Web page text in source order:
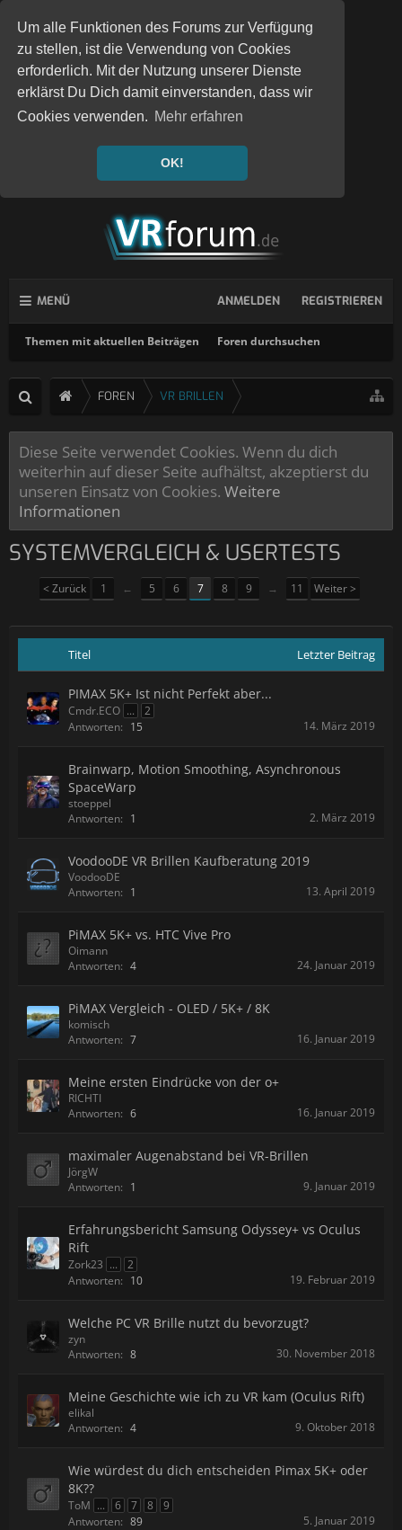
Um alle Funktionen des Forums zur Verfügung
zu stellen, ist die Verwendung von Cookies
erforderlich. Mit der Nutzung unserer Dienste
erklärst Du Dich damit einverstanden, dass wir
Cookies verwenden. Mehr erfahren
OK!
MENÜ
Themen mit aktuellen Beiträgen Foren durchsuchen
ANMELDEN REGISTRIEREN
FOREN VR BRILLEN
Diese Seite verwendet Cookies. Wenn du dich
weiterhin auf dieser Seite aufhältst, akzeptierst du
unseren Einsatz von Cookies. Weitere
Informationen
SYSTEMVERGLEICH & USERTESTS
< Zurück 1 ← 5 6 7 8 9 → 11 Weiter >
Titel Letzter Beitrag
PIMAX 5K+ Ist nicht Perfekt aber...
Cmdr.ECO ...
2
Antworten: 15 14. März 2019
Brainwarp, Motion Smoothing, Asynchronous
SpaceWarp
stoeppel
Antworten: 1 2. März 2019
VoodooDE VR Brillen Kaufberatung 2019
VoodooDE
Antworten: 1 13. April 2019
PiMAX 5K+ vs. HTC Vive Pro
Oimann
Antworten: 4 24. Januar 2019
PiMAX Vergleich - OLED / 5K+ / 8K
komisch
Antworten: 7 16. Januar 2019
Meine ersten Eindrücke von der o+
RICHTI
Antworten: 6 16. Januar 2019
maximaler Augenabstand bei VR-Brillen
JörgW
Antworten: 1 9. Januar 2019
Erfahrungsbericht Samsung Odyssey+ vs Oculus
Rift
Zork23 ...
2
Antworten: 10 19. Februar 2019
Welche PC VR Brille nutzt du bevorzugt?
zyn
Antworten: 8 30. November 2018
Meine Geschichte wie ich zu VR kam (Oculus Rift)
elikal
Antworten: 4 9. Oktober 2018
Wie würdest du dich entscheiden Pimax 5K+ oder
8K??
ToM ... 6 7 8
9
Antworten: 89 5. Januar 2019